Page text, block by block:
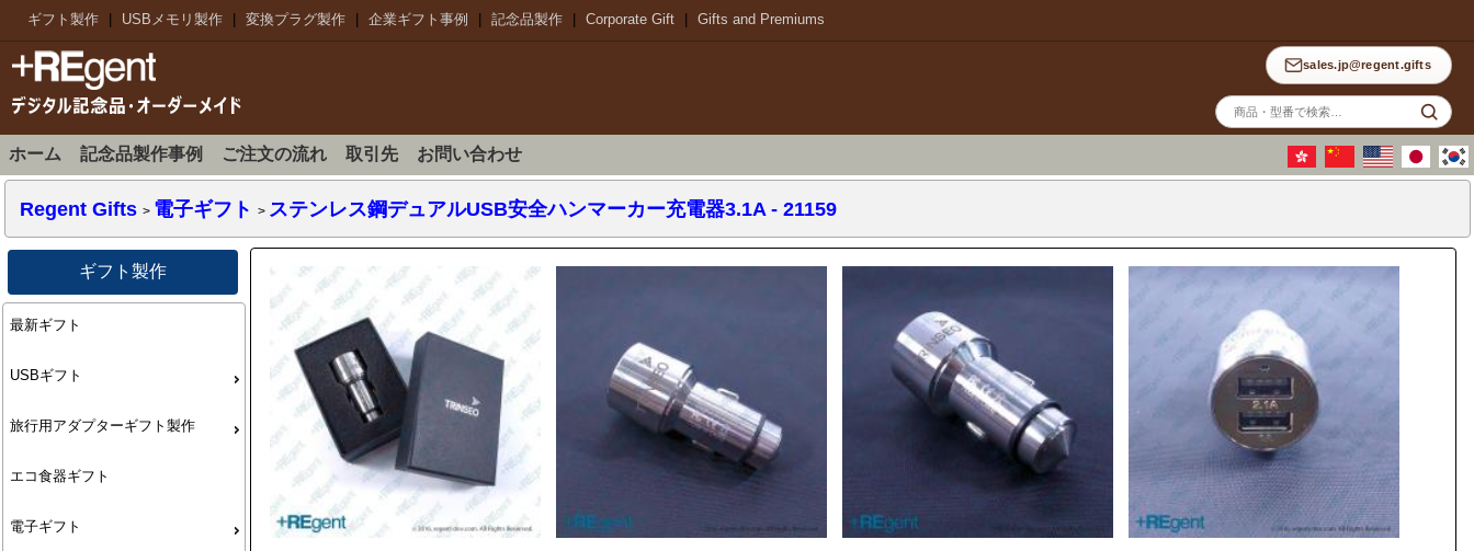
ギフト製作 USBメモリ製作 変換プラグ製作 企業ギフト事例 記念品製作 Corporate Gift Gifts and Premiums
sales.jp@regent.gifts
サ
イ
ト
内
検
ホーム 記念品製作事例 ご注文の流れ 取引先 お問い合わせ
Regent Gifts > 電子ギフト > ステンレス鋼デュアルUSB安全ハンマーカー充電器3.1A - 21159
ギフト製作
最新ギフト
USBギフト
旅行用アダプターギフト製作
エコ食器ギフト
電子ギフト